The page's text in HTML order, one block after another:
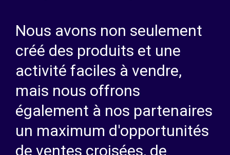
Nous avons non seulement
créé des produits et une
activité faciles à vendre,
mais nous offrons
également à nos partenaires
un maximum d'opportunités
de ventes croisées, de